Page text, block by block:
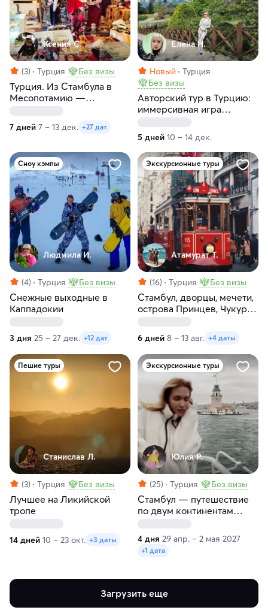
Ксения С.
(3) Турция Без визы
Турция. Из Стамбула в
Месопотамию —
7 дней 7 – 13 дек. +27 дат
Елена Н.
Новый
Турция
Без визы
Авторский тур в Турцию:
иммерсивная игра
Султан»
5 дней 10 – 14 дек.
Сноу кэмпы
Людмила И.
(4) Турция Без визы
Снежные выходные в
Каппадокии
3 дня 25 – 27 дек. +12 дат
Экскурсионные туры
Атамурат Т.
(16) Турция Без визы
Стамбул, дворцы, мечети,
острова Принцев, Чукур
6 дней 8 – 13 авг. +4 даты
Пешие туры
Станислав Л.
(3) Турция Без визы
Лучшее на Ликийской
тропе
14 дней 10 – 23 окт. +3 даты
Экскурсионные туры
Юлия Р.
(25) Турция Без визы
Стамбул — путешествие
по двум континентам
4 дня 29 апр. – 2 мая 2027
+1 дата
Загрузить еще